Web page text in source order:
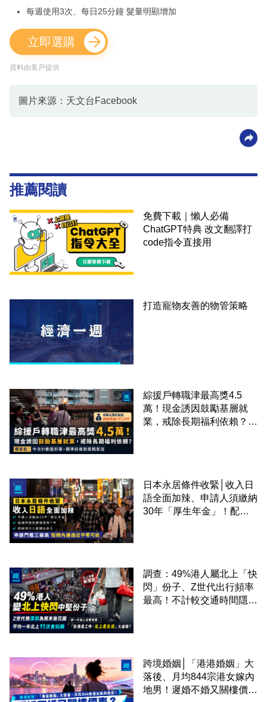
每週使用3次、每日25分鐘 髮量明顯增加
立即選購
資料由客戶提供
圖片來源：天文台Facebook
推薦閱讀
免費下載｜懶人必備
ChatGPT特典 改文翻譯打
code指令直接用
打造寵物友善的物管策略
綜援戶轉職津最高獎4.5
萬！現金誘因鼓勵基層就
業，戒除長期福利依賴？鄧
日本永居條件收緊│收入日
語全面加辣、申請人須繳納
30年「厚生年金」！配偶
調查：49%港人屬北上「快
閃」份子、Z世代出行頻率
最高！不計較交通時間隱形
跨境婚姻│「港港婚姻」大
落後、月均844宗港女嫁內
地男！遲婚不婚又關樓價